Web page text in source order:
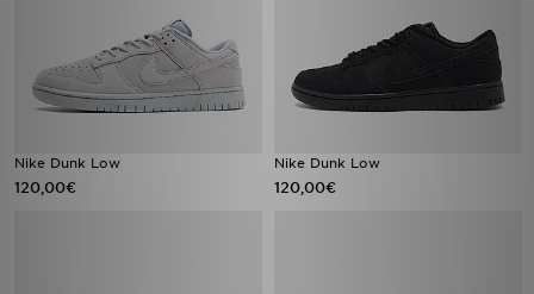
Nike Dunk Low
120,00€
Nike Dunk Low
120,00€